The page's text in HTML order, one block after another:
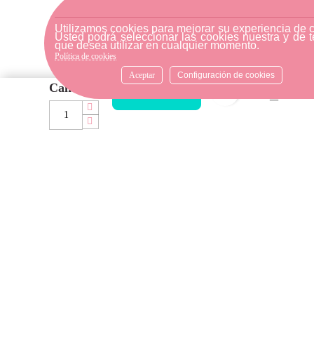
Utilizamos cookies para mejorar su experiencia de
Usted podrá seleccionar las cookies nuestra y de
que desea utilizar en cualquier momento.
Política de cookies
Aceptar
Configuración de cookies
Cantidad
tienda física más cercana.
ATENCIÓN AL CLIENTE
Si necesitas ayuda, no dudes
en escribirnos por medio de
WhatsApp al número